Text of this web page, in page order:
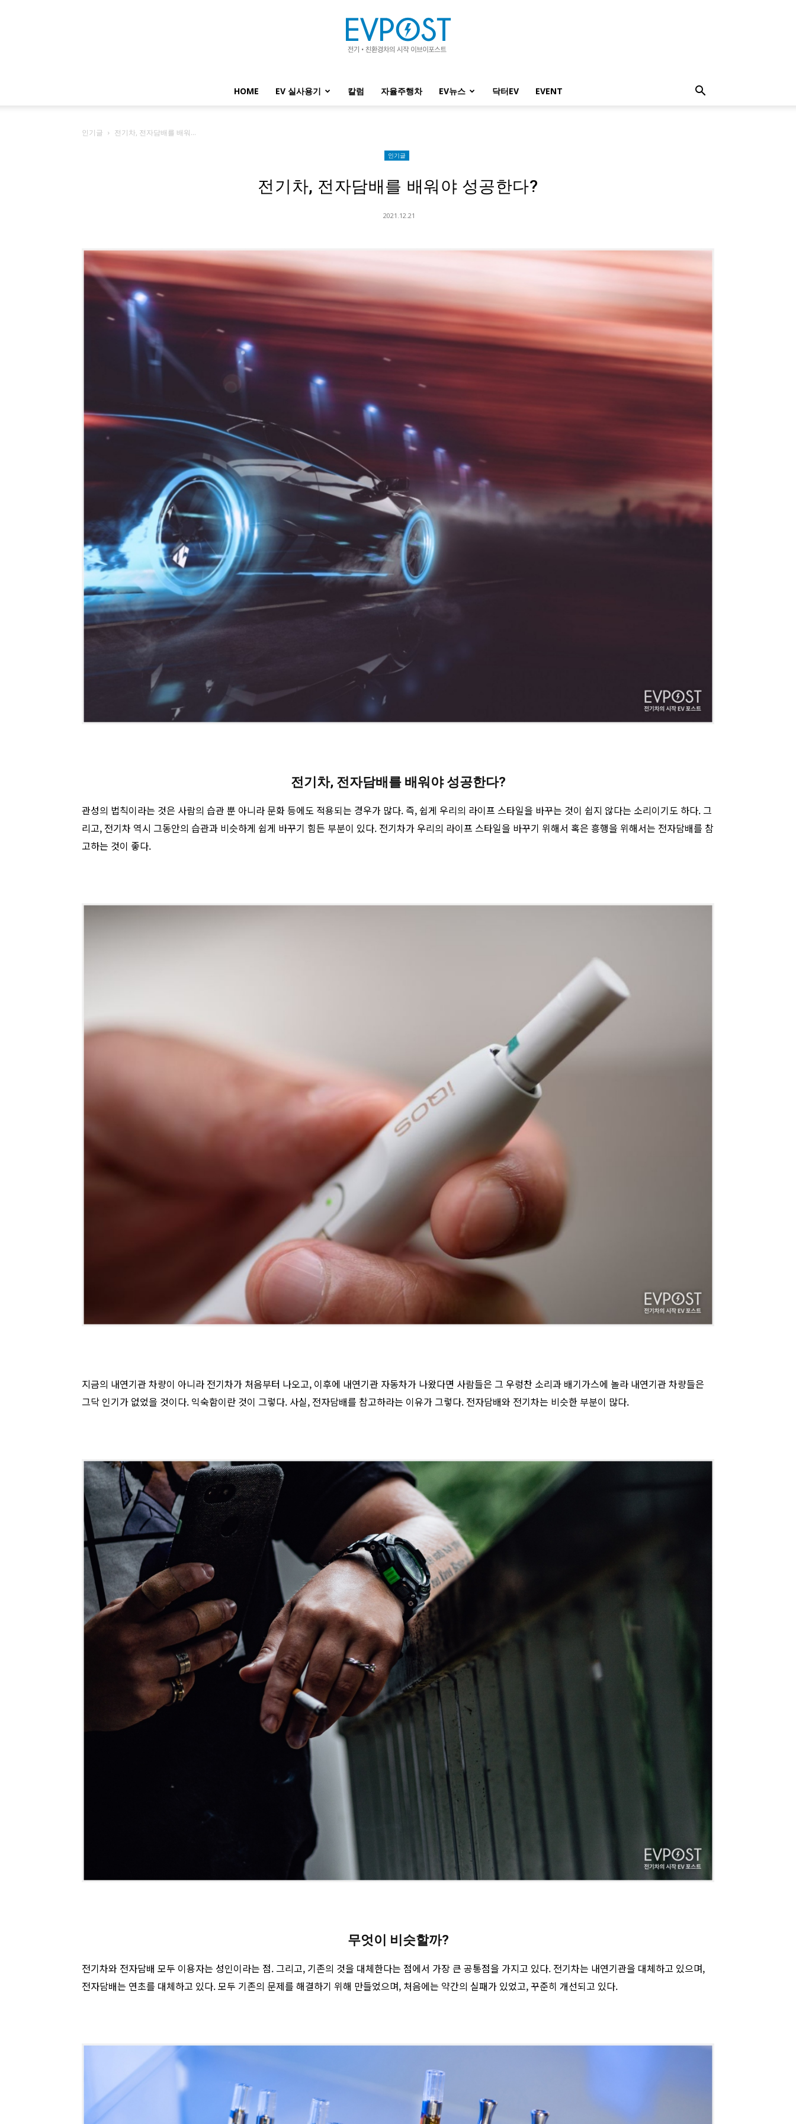
HOME EV 실사용기 칼럼 자율주행차 EV뉴스 닥터EV EVENT
인기글 전기차, 전자담배를 배워...
인기글
전기차, 전자담배를 배워야 성공한다?
2021.12.21
전기차, 전자담배를 배워야 성공한다?
관성의 법칙이라는 것은 사람의 습관 뿐 아니라 문화 등에도 적용되는 경우가 많다. 즉, 쉽게 우리의 라이프 스타일을 바꾸는 것이 쉽지 않다는 소리이기도 하다. 그
리고, 전기차 역시 그동안의 습관과 비슷하게 쉽게 바꾸기 힘든 부분이 있다. 전기차가 우리의 라이프 스타일을 바꾸기 위해서 혹은 흥행을 위해서는 전자담배를 참
고하는 것이 좋다.
지금의 내연기관 차량이 아니라 전기차가 처음부터 나오고, 이후에 내연기관 자동차가 나왔다면 사람들은 그 우렁찬 소리과 배기가스에 놀라 내연기관 차량들은
그닥 인기가 없었을 것이다. 익숙함이란 것이 그렇다. 사실, 전자담배를 참고하라는 이유가 그렇다. 전자담배와 전기차는 비슷한 부분이 많다.
무엇이 비슷할까?
전기차와 전자담배 모두 이용자는 성인이라는 점. 그리고, 기존의 것을 대체한다는 점에서 가장 큰 공통점을 가지고 있다. 전기차는 내연기관을 대체하고 있으며,
전자담배는 연초를 대체하고 있다. 모두 기존의 문제를 해결하기 위해 만들었으며, 처음에는 약간의 실패가 있었고, 꾸준히 개선되고 있다.